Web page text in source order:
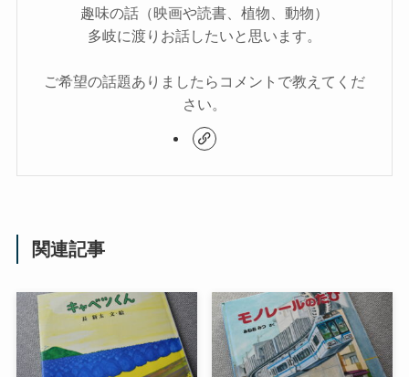
趣味の話（映画や読書、植物、動物）
多岐に渡りお話したいと思います。
ご希望の話題ありましたらコメントで教えてくだ
さい。
関連記事